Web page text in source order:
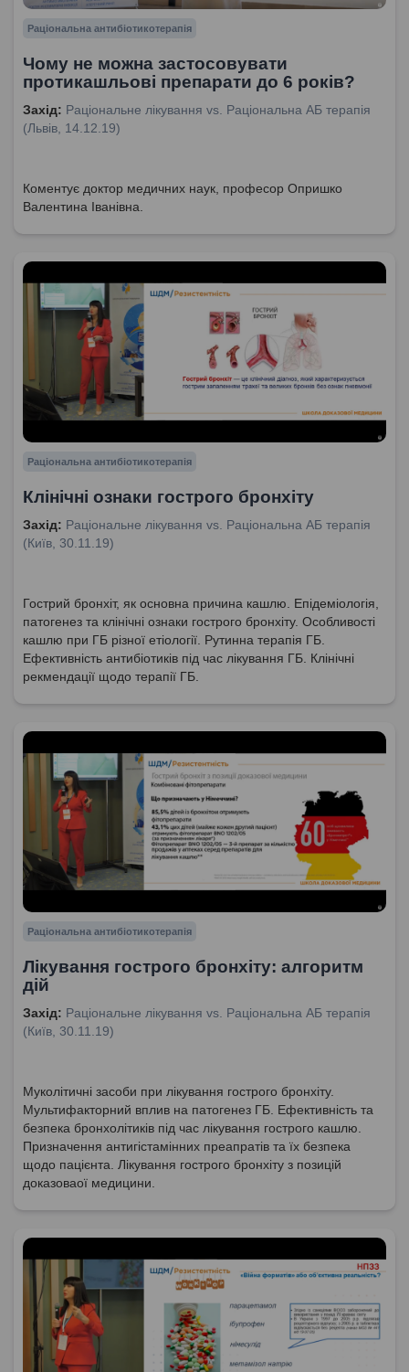
Раціональна антибіотикотерапія
Чому не можна застосовувати
протикашльові препарати до 6 років?
Захід: Раціональне лікування vs. Раціональна АБ терапія
(Львів, 14.12.19)
Коментує доктор медичних наук, професор Опришко
Валентина Іванівна.
Раціональна антибіотикотерапія
Клінічні ознаки гострого бронхіту
Захід: Раціональне лікування vs. Раціональна АБ терапія
(Київ, 30.11.19)
Гострий бронхіт, як основна причина кашлю. Епідеміологія,
патогенез та клінічні ознаки гострого бронхіту. Особливості
кашлю при ГБ різної етіології. Рутинна терапія ГБ.
Ефективність антибіотиків під час лікування ГБ. Клінічні
рекмендації щодо терапії ГБ.
Раціональна антибіотикотерапія
Лікування гострого бронхіту: алгоритм
дій
Захід: Раціональне лікування vs. Раціональна АБ терапія
(Київ, 30.11.19)
Муколітичні засоби при лікування гострого бронхіту.
Мультифакторний вплив на патогенез ГБ. Ефективність та
безпека бронхолітиків під час лікування гострого кашлю.
Призначення антигістамінних преапратів та їх безпека
щодо пацієнта. Лікування гострого бронхіту з позицій
доказоваої медицини.